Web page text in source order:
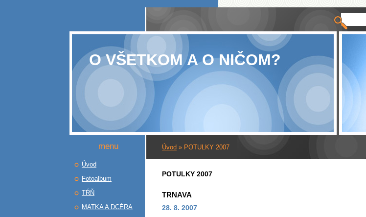
O VŠETKOM A O NIČOM?
Úvod » POTULKY 2007
POTULKY 2007
TRNAVA
28. 8. 2007
menu
Úvod
Fotoalbum
TŔŇ
MATKA A DCÉRA